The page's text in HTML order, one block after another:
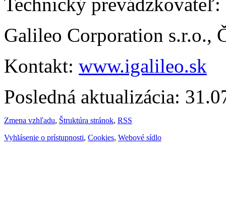
Galileo Corporation s.r.o.,
Kontakt: www.igalileo.sk
Posledná aktualizácia:
Zmena vzhľadu, Štruktúra stránok, RSS
Vyhlásenie o prístupnosti, Cookies, Webové sídlo